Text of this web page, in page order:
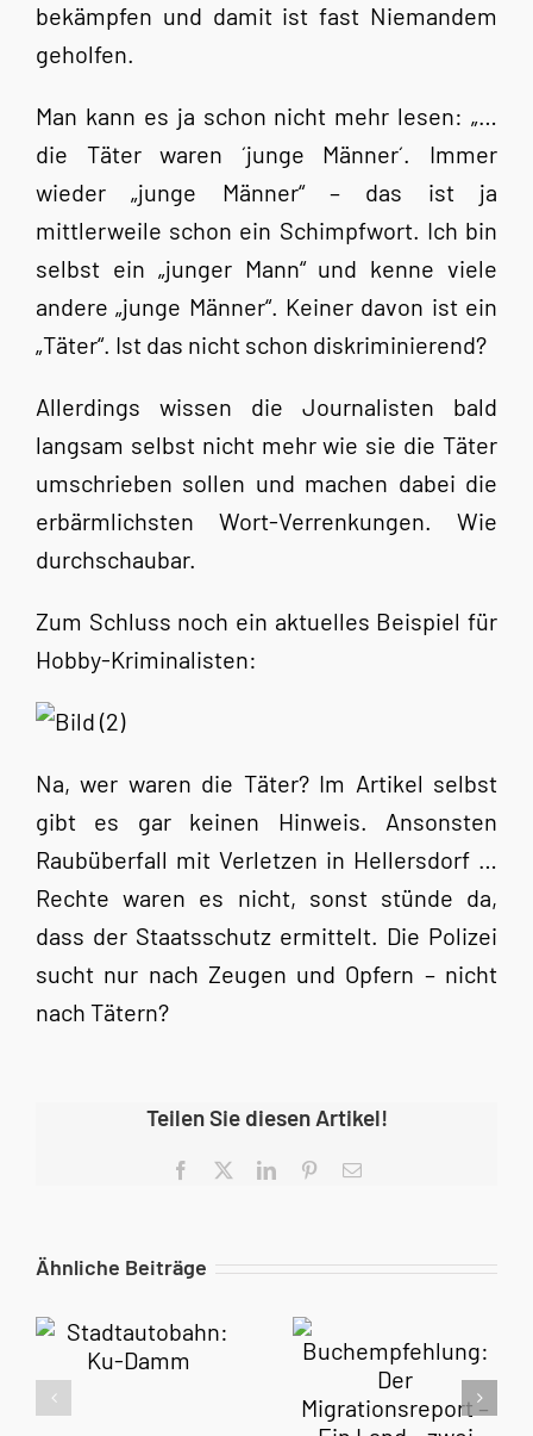
bekämpfen und damit ist fast Niemandem
geholfen.
Man kann es ja schon nicht mehr lesen: „…
die Täter waren ´junge Männer´. Immer
wieder „junge Männer“ – das ist ja
mittlerweile schon ein Schimpfwort. Ich bin
selbst ein „junger Mann“ und kenne viele
andere „junge Männer“. Keiner davon ist ein
„Täter“. Ist das nicht schon diskriminierend?
Allerdings wissen die Journalisten bald
langsam selbst nicht mehr wie sie die Täter
umschrieben sollen und machen dabei die
erbärmlichsten Wort-Verrenkungen. Wie
durchschaubar.
Zum Schluss noch ein aktuelles Beispiel für
Hobby-Kriminalisten:
Na, wer waren die Täter? Im Artikel selbst
gibt es gar keinen Hinweis. Ansonsten
Raubüberfall mit Verletzen in Hellersdorf …
Rechte waren es nicht, sonst stünde da,
dass der Staatsschutz ermittelt. Die Polizei
sucht nur nach Zeugen und Opfern – nicht
nach Tätern?
Teilen Sie diesen Artikel!
Facebook LinkedInPinterest
E-
Ähnliche Beiträge